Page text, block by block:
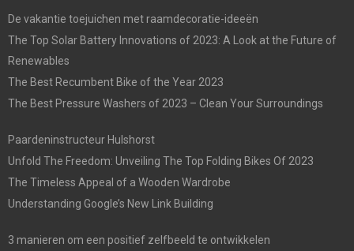
De vakantie toejuichen met raamdecoratie-ideeën
The Top Solar Battery Innovations of 2023: A Look at the Future of
Renewables
The Best Recumbent Bike of the Year 2023
The Best Pressure Washers of 2023 – Clean Your Surroundings
Paardeninstructeur Hulshorst
Unfold The Freedom: Unveiling The Top Folding Bikes Of 2023
The Timeless Appeal of a Wooden Wardrobe
Understanding Google’s New Link Building
3 manieren om een positief zelfbeeld te ontwikkelen